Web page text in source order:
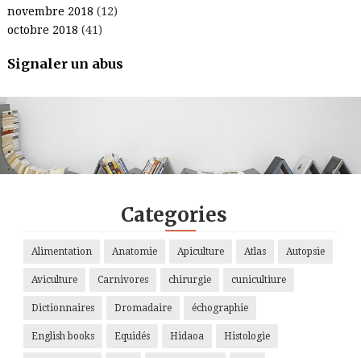
novembre 2018 (12)
octobre 2018 (41)
Signaler un abus
.
.
.
.
Categories
Alimentation Anatomie Apiculture Atlas Autopsie
Aviculture Carnivores chirurgie cunicultiure
Dictionnaires Dromadaire échographie
English books Equidés Hidaoa Histologie